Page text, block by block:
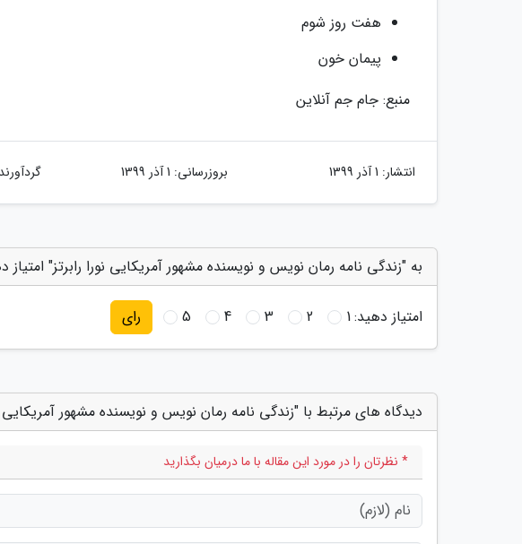
هفت روز شوم
پیمان خون
منبع: جام جم آنلاین
انتشار: 1 آذر 1399 بروزرسانی: 1 آذر 1399
به "زندگی نامه رمان نویس و نویسنده مشهور آمریکایی نورا رابرتز" امتیاز
امتیاز دهید:1
2
3
4
5 رای
دیدگاه های مرتبط با "زندگی نامه رمان نویس و نویسنده مشهور آمریکایی
* نظرتان را در مورد این مقاله با ما درمیان بگذارید